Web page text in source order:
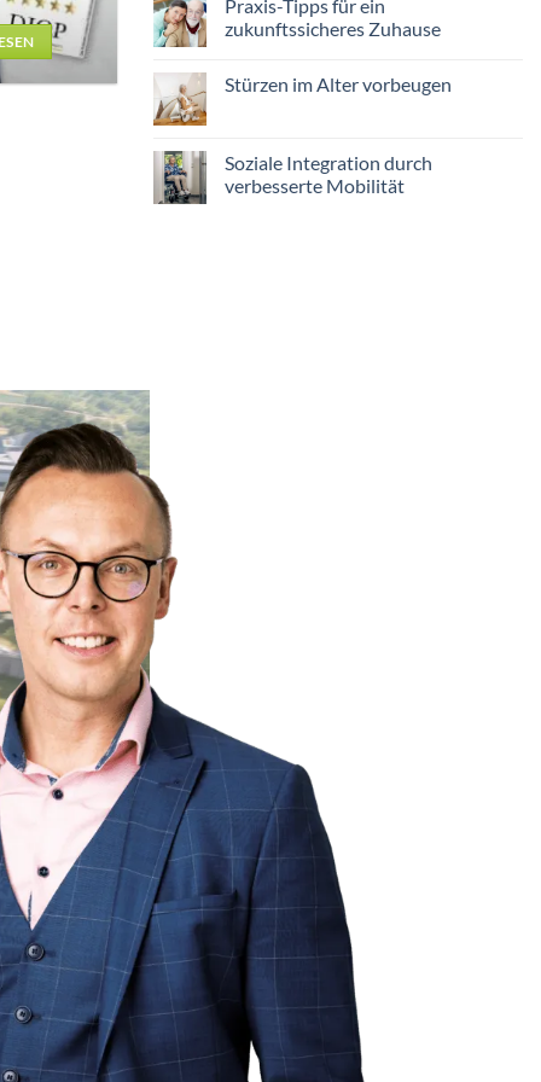
Herz
und
Praxis-Tipps für ein
zukunftssicheres Zuhause
zu
zukunftssicheres
Zuhause
Stürzen im Alter vorbeugen
Stürzen
im
Alter
Soziale Integration durch
verbesserte Mobilität